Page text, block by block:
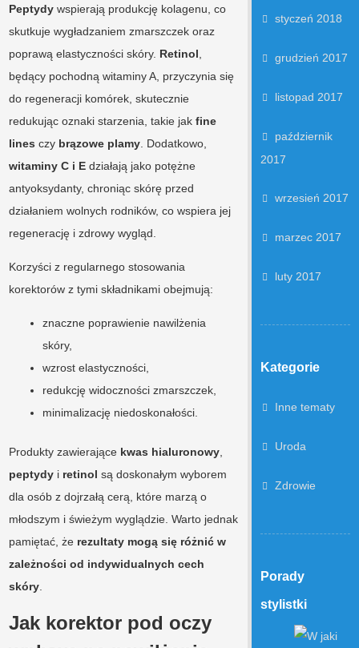
Peptydy wspierają produkcję kolagenu, co
skutkuje wygładzaniem zmarszczek oraz
poprawą elastyczności skóry. Retinol
będący pochodną witaminy A, przyczynia się
do regeneracji komórek, skutecznie
redukując oznaki starzenia, takie jakfine
lines czy brązowe plamy . Dodatkowo,
witaminy C i E działają jako potężne
antyoksydanty, chroniąc skórę przed
działaniem wolnych rodników, co wspiera jej
regenerację i zdrowy wygląd.
Korzyści z regularnego stosowania
korektorów z tymi składnikami obejmują:
znaczne poprawienie nawilżenia
skóry,
wzrost elastyczności,
redukcję widoczności zmarszczek,
minimalizację niedoskonałości.
Produkty zawierające kwas hialuronowy
peptydy i retinol są doskonałym wyborem
dla osób z dojrzałą cerą, które marzą o
młodszym i świeżym wyglądzie. Warto jednak
pamiętać, że rezultaty mogą się różnić w
zależności od indywidualnych cech
skóry
Jak korektor pod oczy
styczeń 2018
grudzień 2017
listopad 2017
październik
2017
wrzesień 2017
marzec 2017
luty 2017
Kategorie
Inne tematy
Uroda
Zdrowie
Porady
stylistki